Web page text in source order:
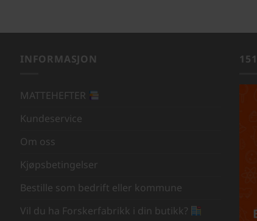
INFORMASJON
MATTEHEFTER
Kundeservice
Om oss
Kjøpsbetingelser
Bestille som bedrift eller kommune
Vil du ha Forskerfabrikk i din butikk?